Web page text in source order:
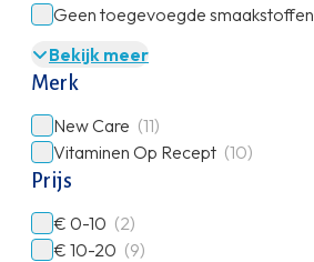
Geen toegevoegde smaakstoffen
Bekijk meer
Merk
New Care (11)
Vitaminen Op Recept (10)
Prijs
€ 0-10 (2)
€ 10-20 (9)